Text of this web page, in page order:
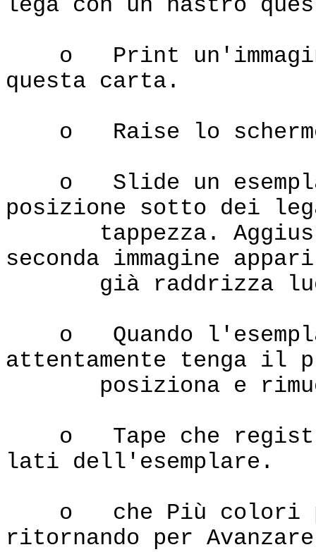
lega con un nastro
o Print un'immagine
questa carta.
o Raise lo
o Slide un
posizione sotto dei
tappezza. Aggiusti
seconda immagine
già raddrizza
o Quando
attentamente tenga il
posiziona e
o Tape che
lati dell'esemplare.
o che Più colori
ritornando per